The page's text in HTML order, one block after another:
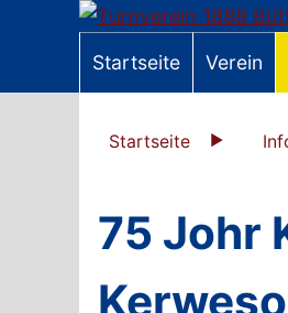
Startseite Verein
Startseite
75 Johr